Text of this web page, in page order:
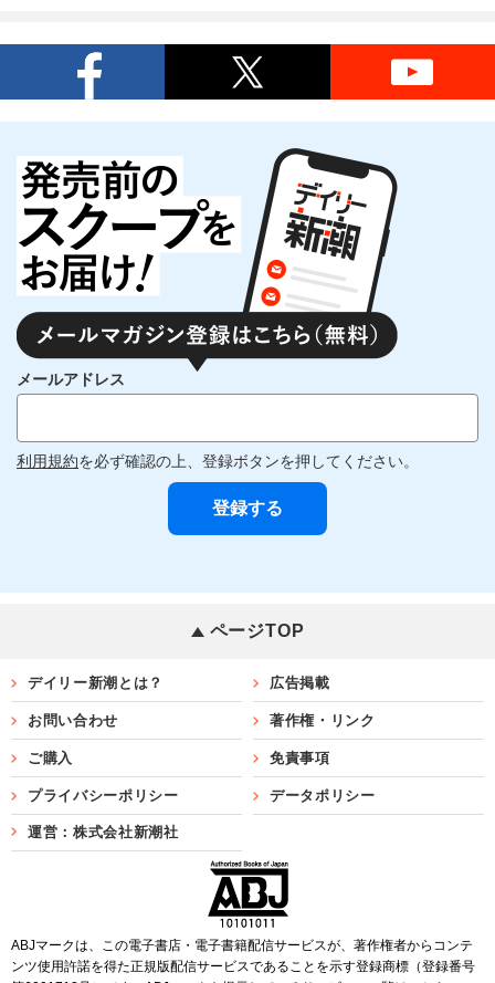
メールアドレス
利用規約を必ず確認の上、登録ボタンを押してください。
ページTOP
デイリー新潮とは？ 広告掲載
お問い合わせ 著作権・リンク
ご購入 免責事項
プライバシーポリシー データポリシー
運営：株式会社新潮社
ABJマークは、この電子書店・電子書籍配信サービスが、著作権者からコンテ
ンツ使用許諾を得た正規版配信サービスであることを示す登録商標（登録番号